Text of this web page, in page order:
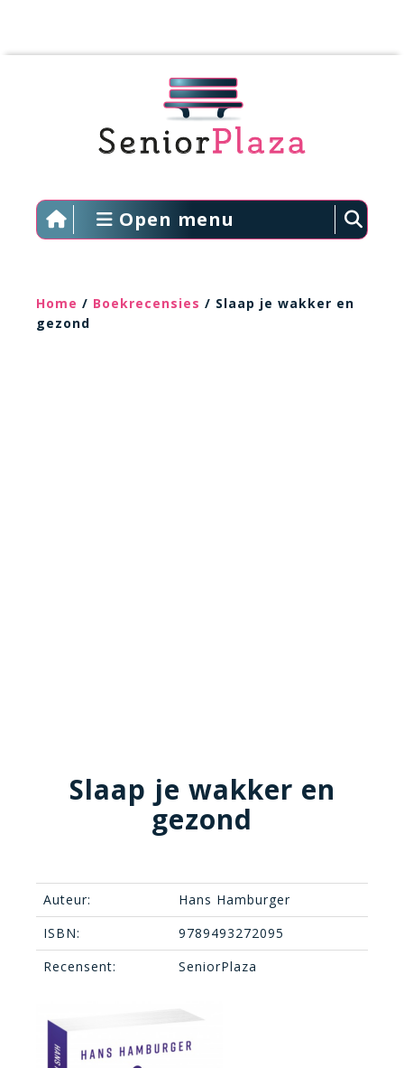
Open menu
Home / Boekrecensies / Slaap je wakker en
gezond
Slaap je wakker en
gezond
Auteur:
Hans Hamburger
ISBN:
9789493272095
Recensent:
SeniorPlaza